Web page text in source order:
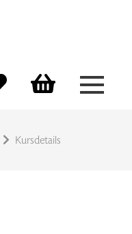
Menü
Kursdetails